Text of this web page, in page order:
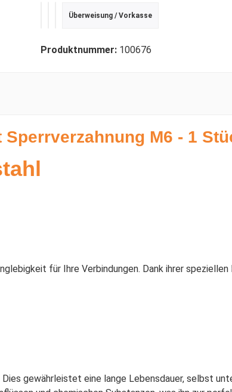
Überweisung / Vorkasse
Produktnummer: 100676
M6 - 1
für Ihre Verbindungen. Dank ihrer
gewährleistet eine lange Lebensdauer, selbst